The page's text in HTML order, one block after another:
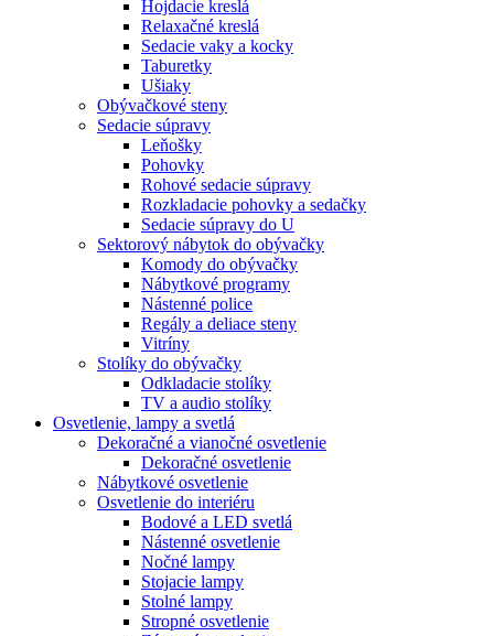
Hojdacie kreslá
Relaxačné kreslá
Sedacie vaky a kocky
Taburetky
Ušiaky
Obývačkové steny
Sedacie súpravy
Leňošky
Pohovky
Rohové sedacie súpravy
Rozkladacie pohovky a sedačky
Sedacie súpravy do U
Sektorový nábytok do obývačky
Komody do obývačky
Nábytkové programy
Nástenné police
Regály a deliace steny
Vitríny
Stolíky do obývačky
Odkladacie stolíky
TV a audio stolíky
Osvetlenie, lampy a svetlá
Dekoračné a vianočné osvetlenie
Dekoračné osvetlenie
Nábytkové osvetlenie
Osvetlenie do interiéru
Bodové a LED svetlá
Nástenné osvetlenie
Nočné lampy
Stojacie lampy
Stolné lampy
Stropné osvetlenie